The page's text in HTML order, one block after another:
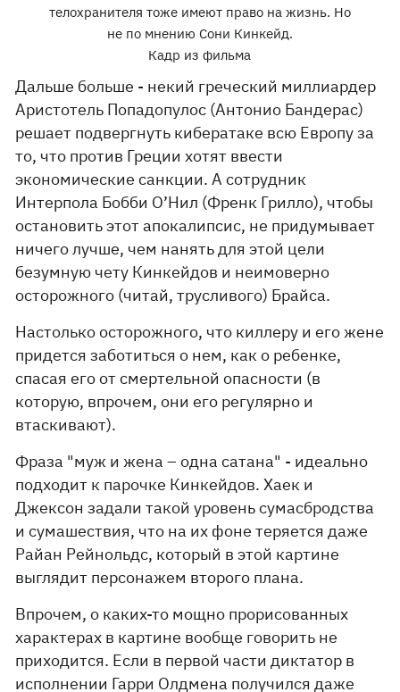
телохранителя тоже имеют право на жизнь. Но
не по мнению Сони Кинкейд.
Кадр из фильма
Дальше больше - некий греческий миллиардер
Аристотель Попадопулос (Антонио Бандерас)
решает подвергнуть кибератаке всю Европу за
то, что против Греции хотят ввести
экономические санкции. А сотрудник
Интерпола Бобби О’Нил (Френк Грилло), чтобы
остановить этот апокалипсис, не придумывает
ничего лучше, чем нанять для этой цели
безумную чету Кинкейдов и неимоверно
осторожного (читай, трусливого) Брайса.
Настолько осторожного, что киллеру и его жене
придется заботиться о нем, как о ребенке,
спасая его от смертельной опасности (в
которую, впрочем, они его регулярно и
втаскивают).
Фраза "муж и жена – одна сатана" - идеально
подходит к парочке Кинкейдов. Хаек и
Джексон задали такой уровень сумасбродства
и сумашествия, что на их фоне теряется даже
Райан Рейнольдс, который в этой картине
выглядит персонажем второго плана.
Впрочем, о каких-то мощно прорисованных
характерах в картине вообще говорить не
приходится. Если в первой части диктатор в
исполнении Гарри Олдмена получился даже